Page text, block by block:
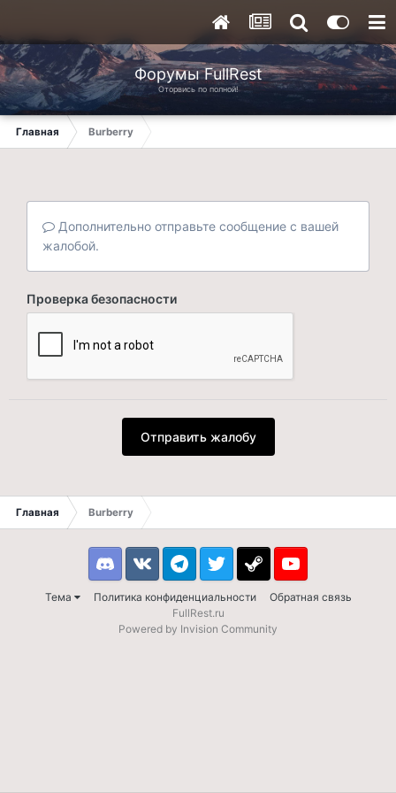
Форумы FullRest
Оторвись по полной!
Главная Burberry
Дополнительно отправьте сообщение с вашей
жалобой.
Проверка безопасности
Отправить жалобу
Главная Burberry
Тема Политика конфиденциальности Обратная связь
DiscordVK TelegramTwitter Steam Youtube
FullRest.ru
Powered by Invision Community